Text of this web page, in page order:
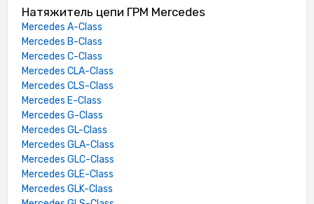
Натяжитель цепи ГРМ Mercedes
Mercedes A-Class
Mercedes B-Class
Mercedes C-Class
Mercedes CLA-Class
Mercedes CLS-Class
Mercedes E-Class
Mercedes G-Class
Mercedes GL-Class
Mercedes GLA-Class
Mercedes GLC-Class
Mercedes GLE-Class
Mercedes GLK-Class